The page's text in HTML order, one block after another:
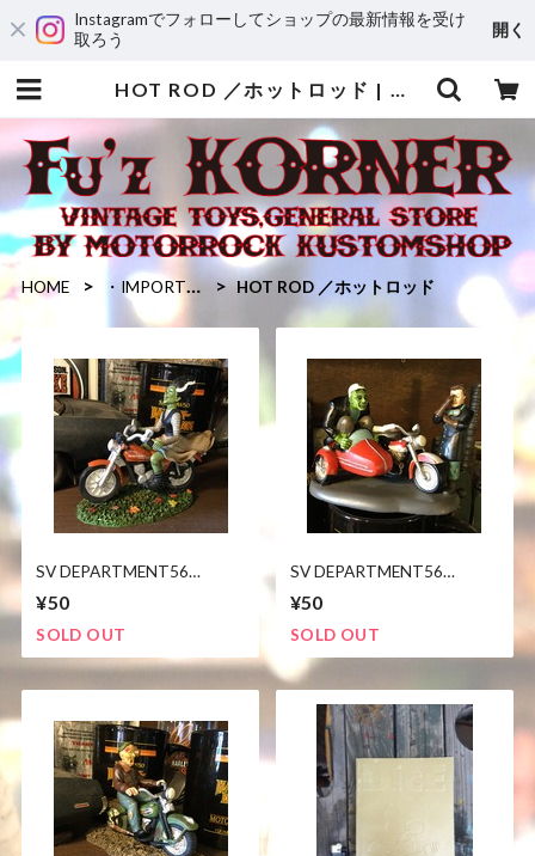
Instagramでフォローしてショップの最新情報を受け
取ろう
開く
HOT ROD ／ホットロッド | MOTORROCK KUSTOMSHOP ”FU’Z KORNER”
HOME ・IMPORTED GOODS / 輸入雑貨 HOT ROD ／ホットロッド
SV DEPARTMENT56
¥50
SOLD OUT
SV DEPARTMENT56
¥50
SOLD OUT